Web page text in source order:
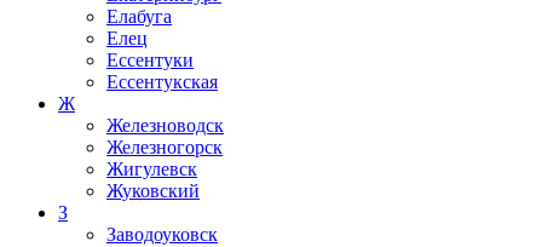
Елабуга
Елец
Ессентуки
Ессентукская
Ж
Железноводск
Железногорск
Жигулевск
Жуковский
З
Заводоуковск